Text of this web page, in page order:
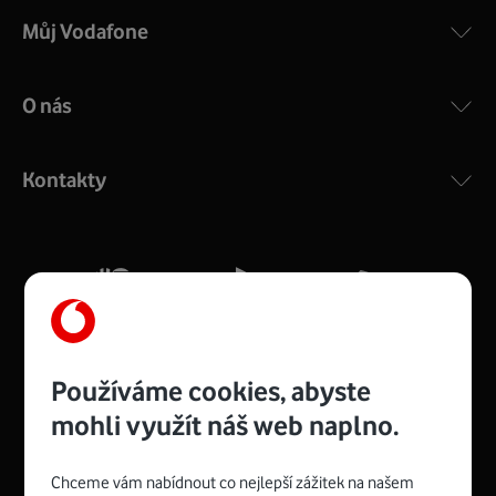
COMPAL CH7465VF
silný signál pro celou domácnost. Kompaktní rozměry 21
Více o COMPAL CH7465VF
Můj Vodafone
O nás
Kontakty
Používáme cookies, abyste
mohli využít náš web naplno.
Chceme vám nabídnout co nejlepší zážitek na našem